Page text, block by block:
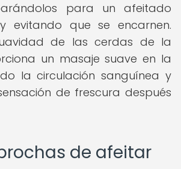
para un afeitado
evitando que se encarnen.
de las cerdas de la
un masaje suave en la
la circulación sanguínea y
de frescura después
de afeitar